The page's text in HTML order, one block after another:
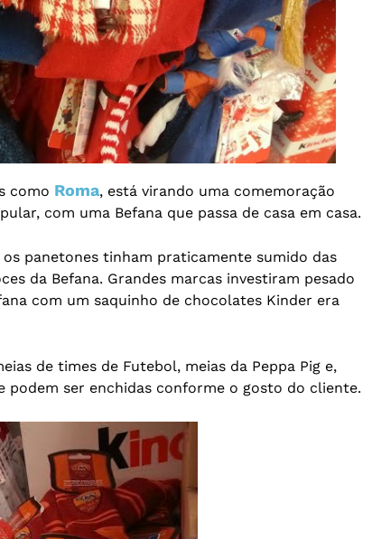
como Roma, está virando uma comemoração
com uma Befana que passa de casa em casa.
panetones tinham praticamente sumido das
da Befana. Grandes marcas investiram pesado
com um saquinho de chocolates Kinder era
de times de Futebol, meias da Peppa Pig e,
podem ser enchidas conforme o gosto do cliente.